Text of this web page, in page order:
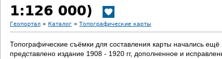
1:126 000)
В
Геопортал » Каталог » Топографические карты
Топографические съёмки для составления карты начались
представлено издание 1908 - 1920 гг, дополненное и